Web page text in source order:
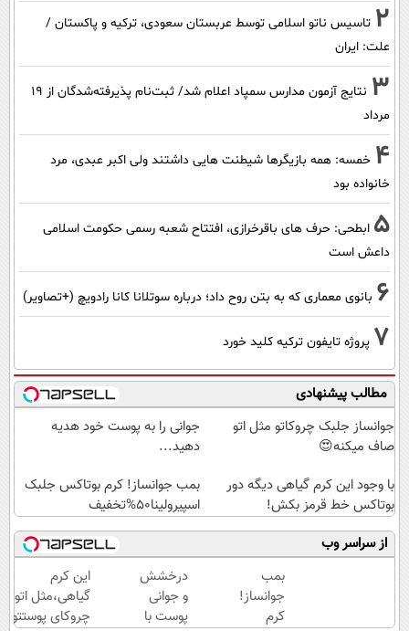
2 تاسیس ناتو اسلامی توسط عربستان سعودی، ترکیه و پاکستان /
علت: ایران
3
نتایج آزمون مدارس سمپاد اعلام شد/ ثبت‌نام پذیرفته‌شدگان از ۱۹
مرداد
4 خمسه: همه بازیگرها شیطنت هایی داشتند ولی اکبر عبدی، مرد
خانواده بود
5 ابطحی: حرف های باقرخرازی، افتتاح شعبه رسمی حکومت اسلامی
داعش است
6 بانوی معماری که به بتن روح داد؛ درباره سوتلانا کانا رادویچ (+تصاویر)
7 پروژه تایفون ترکیه کلید خورد
مطالب پیشنهادی
جوانساز جلبک چروکاتو مثل اتو
صاف میکنه😍
جوانی را به پوست خود هدیه
دهید...
با وجود این کرم گیاهی دیگه دور
بوتاکس خط قرمز بکش!
بمب جوانساز! کرم بوتاکس جلبک
اسپیرولینا50%تخفیف
از سراسر وب
بمب
جوانساز!
کرم
درخشش
و جوانی
پوست با
این کرم
گیاهی،مثل اتو
چروکای پوستتو